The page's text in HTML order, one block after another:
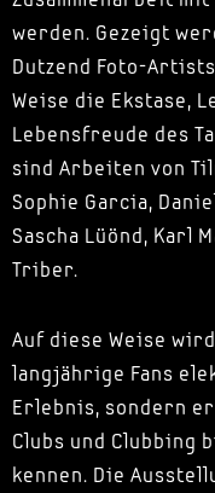
werden. Gezeigt
Dutzend Foto-
Weise die Ekstase,
Lebensfreude des
sind Arbeiten von
Sophie Garcia,
Sascha Lüönd, Karl
Triber.
Auf diese Weise
langjährige Fans
Erlebnis, sondern
Clubs und Clubbing
kennen. Die